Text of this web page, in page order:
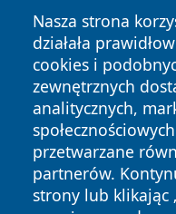
Nasza strona
działała
cookies i
zewnętrznych
analitycznych,
przetwarzane
partnerów.
strony lub klikając
Copyright © 2026
zastrzeżone.
News Autorzy